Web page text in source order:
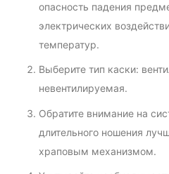
опасность падения
электрических
температур.
Выберите тип каски:
невентилируемая.
Обратите внимание на
длительного ношения
храповым механизмом.